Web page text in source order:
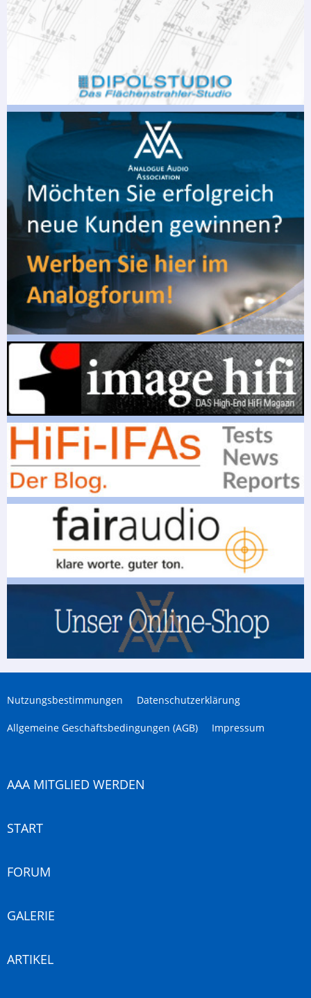
Nutzungsbestimmungen Datenschutzerklärung
Allgemeine Geschäftsbedingungen (AGB) Impressum
AAA MITGLIED WERDEN
START
FORUM
GALERIE
ARTIKEL